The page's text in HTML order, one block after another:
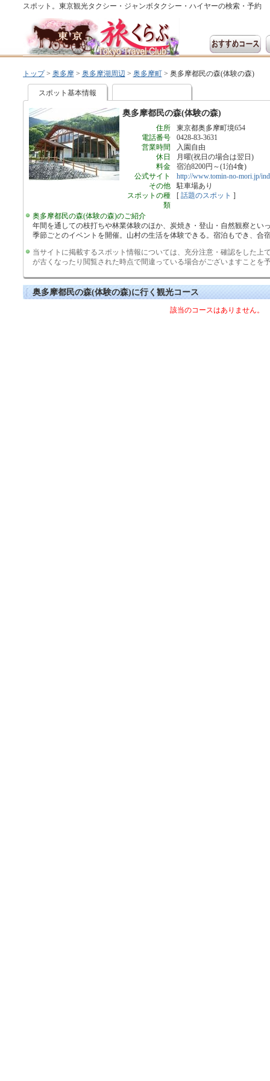
スポット。東京観光タクシー・ジャンボタクシー・ハイヤーの検索・予約
トップ> 奥多摩> 奥多摩湖周辺 > 奥多摩町> 奥多摩都民の森(体験の森)
スポット基本情報
奥多摩都民の森(体験の森)
住所
東京都奥多摩町境654
電話番号
0428-83-3631
営業時間
入園自由
休日
月曜(祝日の場合は翌日)
料金
宿泊8200円～(1泊4食)
公式サイト
http://www.tomin-no-mori.jp/
その他
駐車場あり
スポットの種
類
[ 話題のスポット ]
奥多摩都民の森(体験の森)のご紹介
年間を通しての枝打ちや林業体験のほか、炭焼き・登山・自然観察とい
季節ごとのイベントを開催。山村の生活を体験できる。宿泊もでき、合
当サイトに掲載するスポット情報については、充分注意・確認をした上
が古くなったり閲覧された時点で間違っている場合がございますことを
奥多摩都民の森(体験の森)に行く観光コース
該当のコースはありません。